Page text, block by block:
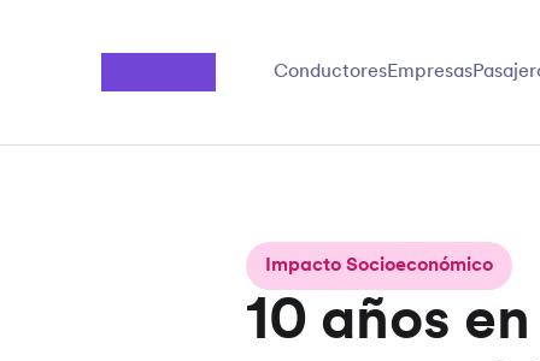
ConductoresEmpresas
Impacto Socioeconómico
10 años